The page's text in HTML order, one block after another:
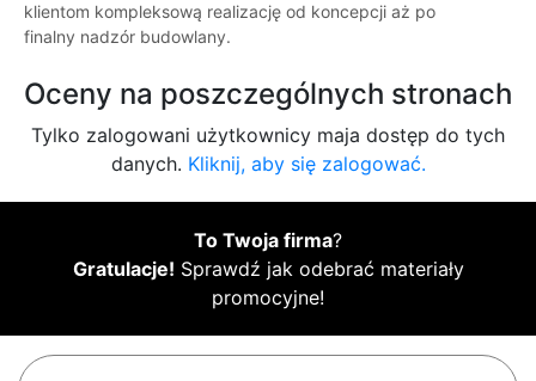
klientom kompleksową realizację od koncepcji aż po
finalny nadzór budowlany.
Oceny na poszczególnych stronach
Tylko zalogowani użytkownicy maja dostęp do tych
danych. Kliknij, aby się zalogować.
To Twoja firma?
Gratulacje! Sprawdź jak odebrać materiały
promocyjne!